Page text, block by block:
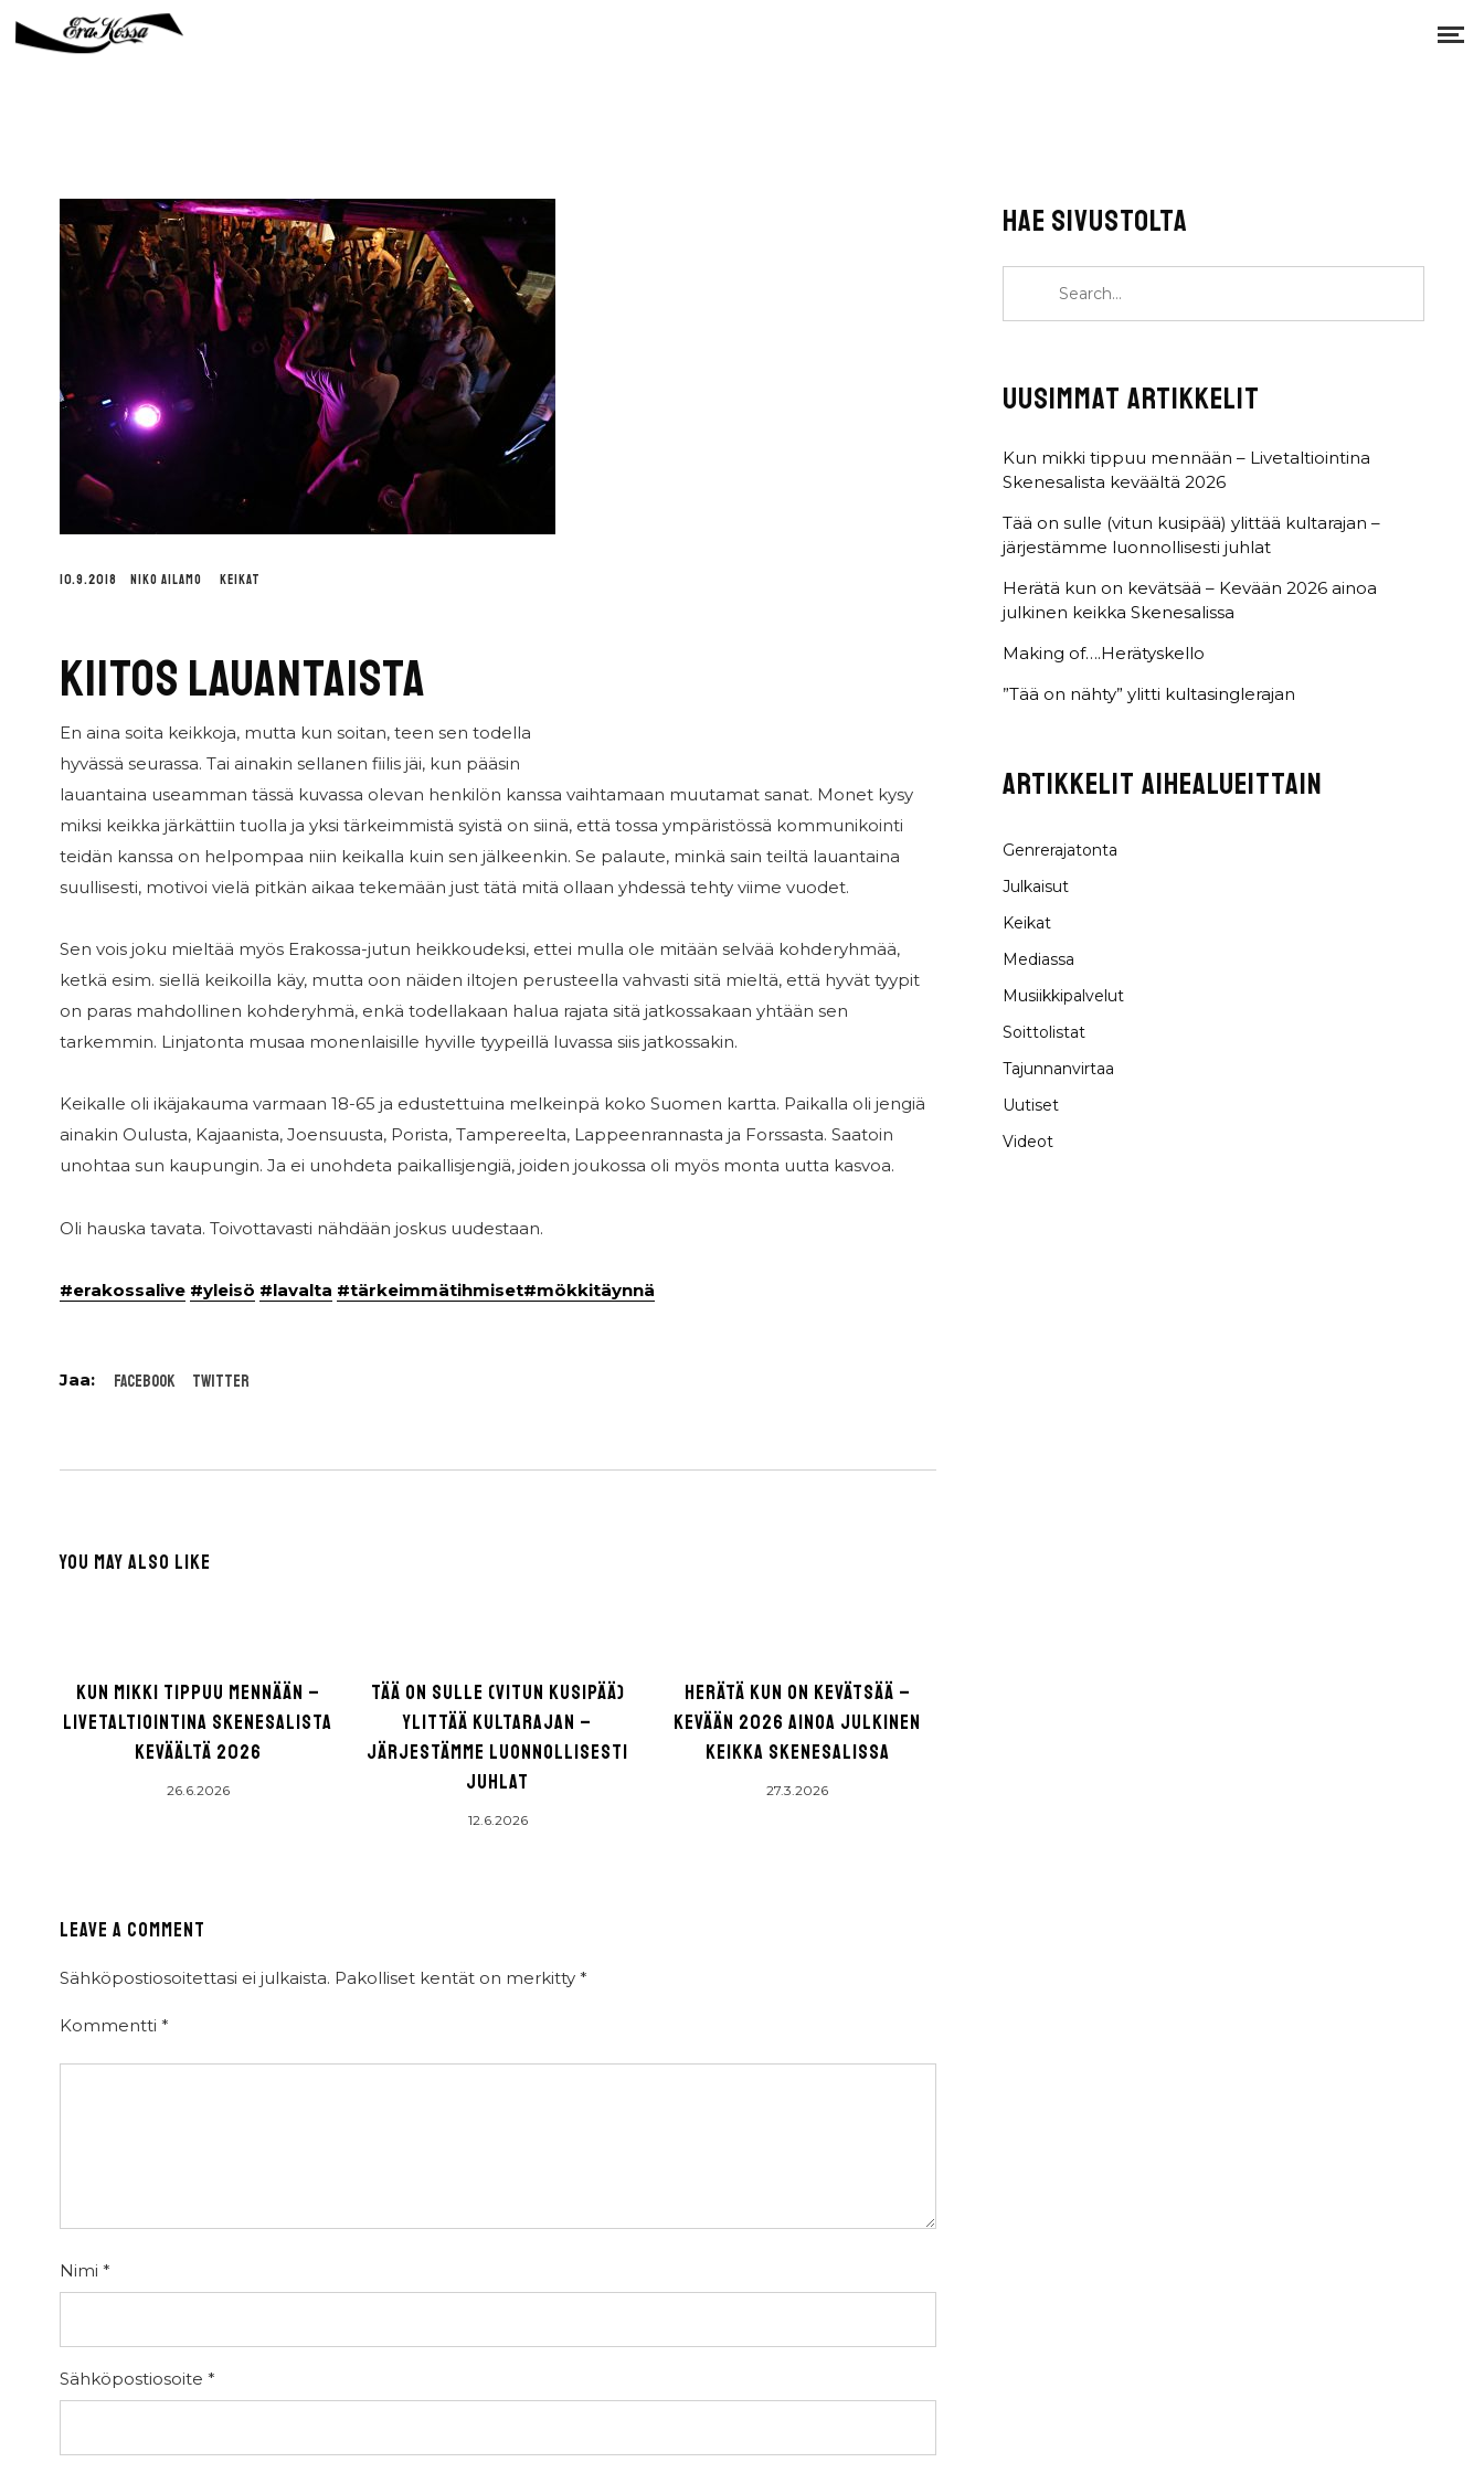
10.9.2018 NIKO AILAMO KEIKAT
KIITOS LAUANTAISTA
En aina soita keikkoja, mutta kun soitan, teen sen todella
hyvässä seurassa. Tai ainakin sellanen fiilis jäi, kun pääsin
lauantaina useamman tässä kuvassa olevan henkilön kanssa vaihtamaan muutamat sanat. Monet kysy
miksi keikka järkättiin tuolla ja yksi tärkeimmistä syistä on siinä, että tossa ympäristössä kommunikointi
teidän kanssa on helpompaa niin keikalla kuin sen jälkeenkin. Se palaute, minkä sain teiltä lauantaina
suullisesti, motivoi vielä pitkän aikaa tekemään just tätä mitä ollaan yhdessä tehty viime vuodet.
Sen vois joku mieltää myös Erakossa-jutun heikkoudeksi, ettei mulla ole mitään selvää kohderyhmää,
ketkä esim. siellä keikoilla käy, mutta oon näiden iltojen perusteella vahvasti sitä mieltä, että hyvät tyypit
on paras mahdollinen kohderyhmä, enkä todellakaan halua rajata sitä jatkossakaan yhtään sen
tarkemmin. Linjatonta musaa monenlaisille hyville tyypeillä luvassa siis jatkossakin.
Keikalle oli ikäjakauma varmaan 18-65 ja edustettuina melkeinpä koko Suomen kartta. Paikalla oli jengiä
ainakin Oulusta, Kajaanista, Joensuusta, Porista, Tampereelta, Lappeenrannasta ja Forssasta. Saatoin
unohtaa sun kaupungin. Ja ei unohdeta paikallisjengiä, joiden joukossa oli myös monta uutta kasvoa.
Oli hauska tavata. Toivottavasti nähdään joskus uudestaan.
#erakossalive #yleisö #lavalta #tärkeimmätihmiset#mökkitäynnä
Facebook Twitter
YOU MAY ALSO LIKE
KUN MIKKI TIPPUU MENNÄÄN –
LIVETALTIOINTINA SKENESALISTA
KEVÄÄLTÄ 2026
26.6.2026
TÄÄ ON SULLE (VITUN KUSIPÄÄ)
YLITTÄÄ KULTARAJAN –
JÄRJESTÄMME LUONNOLLISESTI
JUHLAT
12.6.2026
HERÄTÄ KUN ON KEVÄTSÄÄ –
KEVÄÄN 2026 AINOA JULKINEN
KEIKKA SKENESALISSA
27.3.2026
LEAVE A COMMENT
Sähköpostiosoitettasi ei julkaista. Pakolliset kentät on merkitty *
Kommentti *
Nimi *
Sähköpostiosoite *
HAE SIVUSTOLTA
UUSIMMAT ARTIKKELIT
Kun mikki tippuu mennään – Livetaltiointina
Skenesalista keväältä 2026
Tää on sulle (vitun kusipää) ylittää kultarajan –
järjestämme luonnollisesti juhlat
Herätä kun on kevätsää – Kevään 2026 ainoa
julkinen keikka Skenesalissa
Making of….Herätyskello
”Tää on nähty” ylitti kultasinglerajan
ARTIKKELIT AIHEALUEITTAIN
Genrerajatonta
Julkaisut
Keikat
Mediassa
Musiikkipalvelut
Soittolistat
Tajunnanvirtaa
Uutiset
Videot